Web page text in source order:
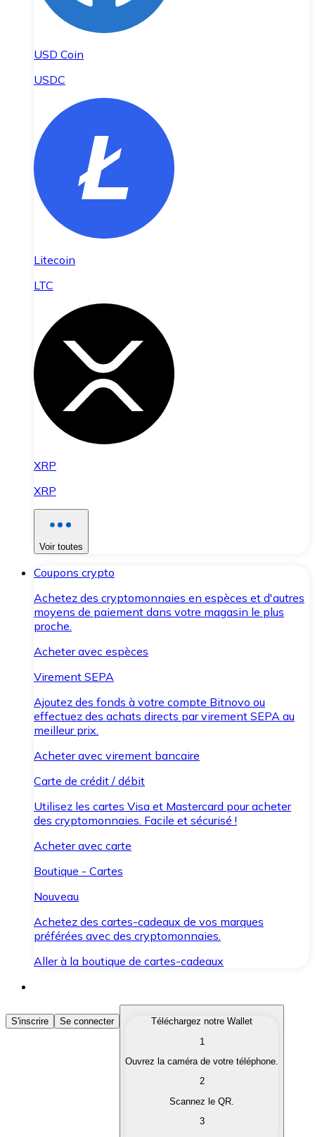
USD Coin
USDC
Litecoin
LTC
XRP
XRP
Voir toutes
Coupons crypto
Achetez des cryptomonnaies en espèces et d'autres
moyens de paiement dans votre magasin le plus
proche.
Acheter avec espèces
Virement SEPA
Ajoutez des fonds à votre compte Bitnovo ou
effectuez des achats directs par virement SEPA au
meilleur prix.
Acheter avec virement bancaire
Carte de crédit / débit
Utilisez les cartes Visa et Mastercard pour acheter
des cryptomonnaies. Facile et sécurisé !
Acheter avec carte
Boutique - Cartes
Nouveau
Achetez des cartes-cadeaux de vos marques
préférées avec des cryptomonnaies.
Aller à la boutique de cartes-cadeaux
Acheter des Cryptomonnaies
Achetez les cryptomonnaies qui vous intéressent
Convertissez vos cryptomonnaies en monnaie
S'inscrire Se connecter
Téléchargez notre Wallet
1
Ouvrez la caméra de votre téléphone.
2
Scannez le QR.
3